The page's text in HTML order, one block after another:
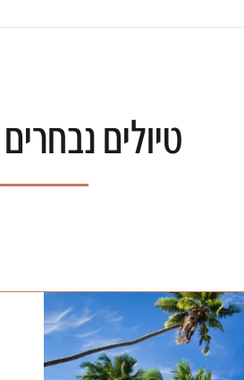
טיולים נבחרים